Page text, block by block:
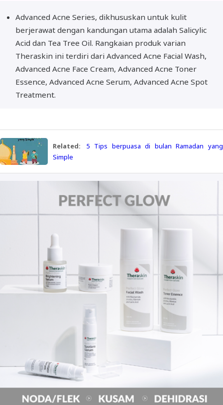
Advanced Acne Series, dikhususkan untuk kulit
berjerawat dengan kandungan utama adalah Salicylic
Acid dan Tea Tree Oil. Rangkaian produk varian
Theraskin ini terdiri dari Advanced Acne Facial Wash,
Advanced Acne Face Cream, Advanced Acne Toner
Essence, Advanced Acne Serum, Advanced Acne Spot
Treatment.
Related:
5 Tips berpuasa di bulan Ramadan yang
Simple